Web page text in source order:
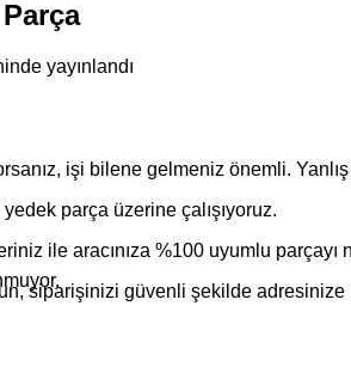
yayınlandı
işi bilene gelmeniz önemli.
yedek parça üzerine çalışıyoruz.
ile aracınıza %100 uyumlu
siparişinizi güvenli şekilde adresinize